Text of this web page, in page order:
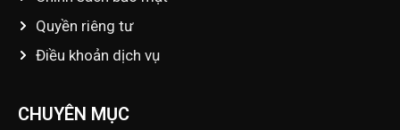
Quyền riêng tư
Điều khoản dịch vụ
CHUYÊN MỤC